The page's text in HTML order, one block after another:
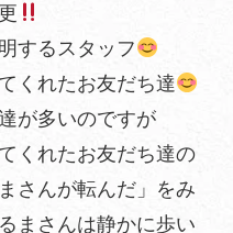
するスタッフ
くれたお友だち達
が多いのですが
くれたお友だち達の
さんが転んだ」をみ
まさんは静かに歩い